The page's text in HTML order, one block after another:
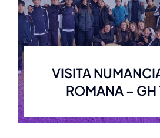
VISITA
ROMANA – GH